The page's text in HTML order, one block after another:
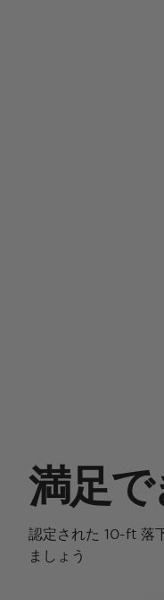
満足
認定された 10-ft 落
ましょう